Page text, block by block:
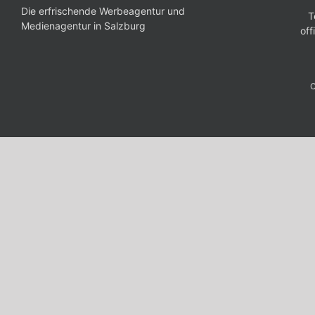
Die erfrischende Werbeagentur und
Medienagentur in Salzburg